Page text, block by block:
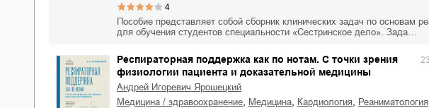
4
Пособие представляет собой сборник клинических задач по основам
для обучения студентов специальности «Сестринское дело». Зада…
Респираторная поддержка как по нотам. С точки зрения
физиологии пациента и доказательной медицины
Андрей Игоревич Ярошецкий
медицина / здравоохранение
медицина кардиология реаниматология